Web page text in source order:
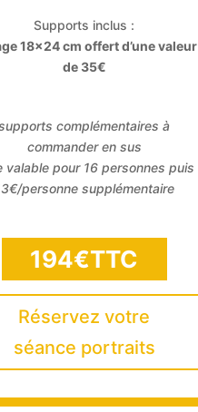
Supports inclus :
18×24 cm offert d’une valeur
de 35€
complémentaires à
commander en sus
valable pour 16 personnes puis
personne supplémentaire
194€TTC
Réservez votre
séance portraits